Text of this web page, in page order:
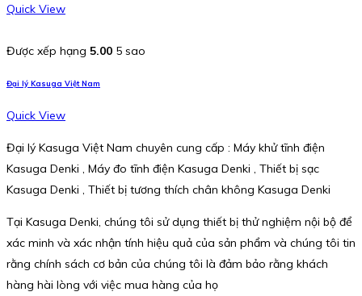
Quick View
Được xếp hạng 5.00 5 sao
Đại lý Kasuga Việt Nam
Quick View
Đại lý Kasuga Việt Nam chuyên cung cấp : Máy khử tĩnh điện
Kasuga Denki , Máy đo tĩnh điện Kasuga Denki , Thiết bị sạc
Kasuga Denki , Thiết bị tương thích chân không Kasuga Denki
Tại Kasuga Denki, chúng tôi sử dụng thiết bị thử nghiệm nội bộ để
xác minh và xác nhận tính hiệu quả của sản phẩm và chúng tôi tin
rằng chính sách cơ bản của chúng tôi là đảm bảo rằng khách
hàng hài lòng với việc mua hàng của họ